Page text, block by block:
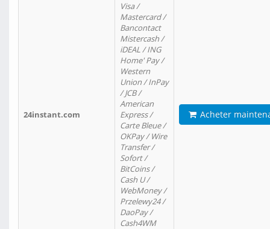
24instant.com
Visa /
Mastercard /
Bancontact
Mistercash /
iDEAL / ING
Home' Pay /
Western
Union / InPay
/ JCB /
American
Express /
Carte Bleue /
OKPay / Wire
Transfer /
Sofort /
BitCoins /
Cash U /
WebMoney /
Przelewy24 /
DaoPay /
Cash4WM
Acheter